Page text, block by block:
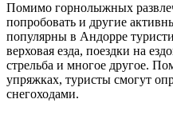
Помимо горнолыжных
попробовать и другие
популярны в Андорре
верховая езда, поездки на
стрельба и многое другое.
упряжках, туристы смогут
снегоходами.